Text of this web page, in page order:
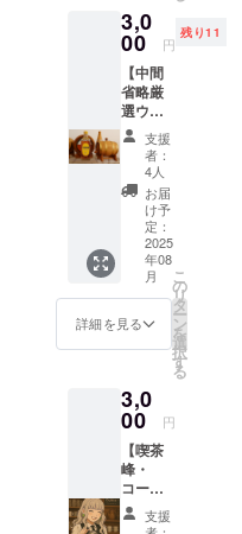
ターン
をお選
びいた
だける
と嬉し
いで
す！ 感
謝の気
持ちを
込めて
メール
させて
いただ
きま
す！希
望のお
名前を
さい。
※こちら
をご購
入いた
だくと
支援者
限定記
3,0
00 円
残り11
【中間
省略厳
選ウイ
スキー
100ml
ボトル
キー
プ】 現
在試験
的にミ
ニ樽熟
成を
行って
いま
す。ど
んな味
かはお
楽し
み！ 来
店時、
30日熟
成物を
ボトリ
ングし
支援
者：
4人
お届
け予
定：
2025
年08
月
詳細を見る
こ
の
リ
タ
ー
ン
を
選
択
す
る
3,0
00 円
【喫茶
峰・
コー
ヒー
（紅支援